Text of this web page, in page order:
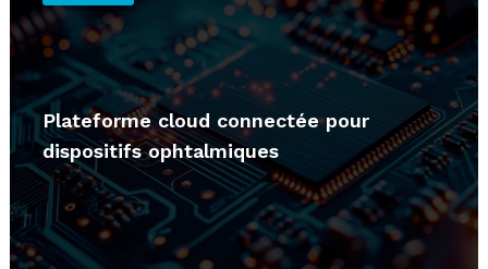
Plateforme cloud connectée pour
dispositifs ophtalmiques